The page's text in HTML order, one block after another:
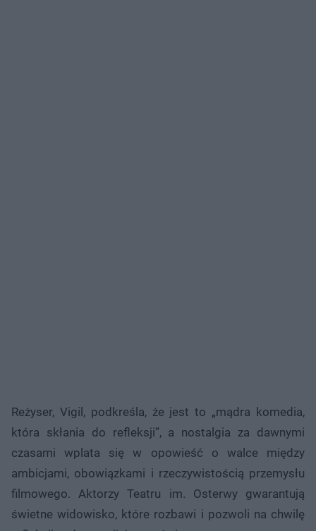
Reżyser, Vigil, podkreśla, że jest to „mądra komedia,
która skłania do refleksji”, a nostalgia za dawnymi
czasami wplata się w opowieść o walce między
ambicjami, obowiązkami i rzeczywistością przemysłu
filmowego. Aktorzy Teatru im. Osterwy gwarantują
świetne widowisko, które rozbawi i pozwoli na chwilę